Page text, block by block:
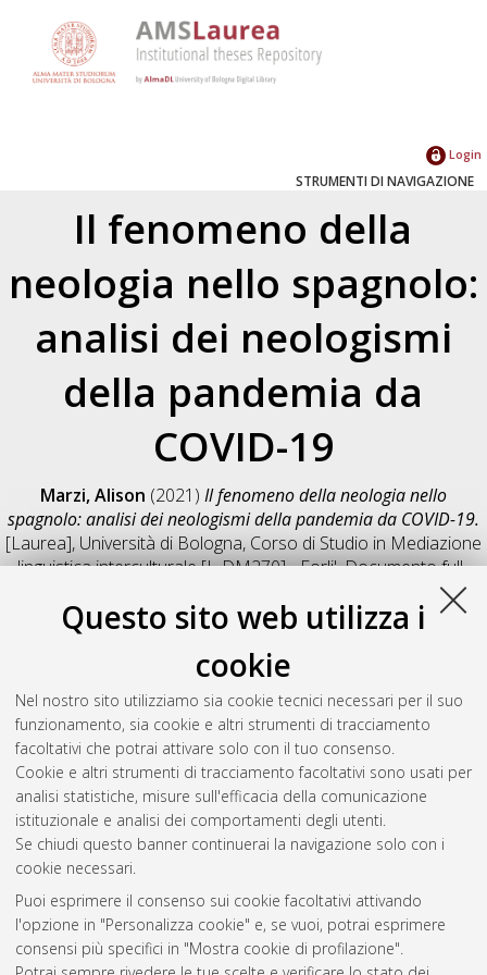
Questo sito web utilizza i
cookie
Nel nostro sito utilizziamo sia cookie tecnici necessari per il suo
funzionamento, sia cookie e altri strumenti di tracciamento
facoltativi che potrai attivare solo con il tuo consenso.
Cookie e altri strumenti di tracciamento facoltativi sono usati per
analisi statistiche, misure sull'efficacia della comunicazione
istituzionale e analisi dei comportamenti degli utenti.
Se chiudi questo banner continuerai la navigazione solo con i
cookie necessari.
Puoi esprimere il consenso sui cookie facoltativi attivando
l'opzione in "Personalizza cookie" e, se vuoi, potrai esprimere
consensi più specifici in "Mostra cookie di profilazione".
Login
STRUMENTI DI NAVIGAZIONE
Il fenomeno della
neologia nello spagnolo:
analisi dei neologismi
della pandemia da
COVID-19
Marzi, Alison (2021) Il fenomeno della neologia nello
spagnolo: analisi dei neologismi della pandemia da COVID-19.
[Laurea], Università di Bologna, Corso di Studio in Mediazione
linguistica interculturale [L-DM270] - Forli', Documento full-
Salva citazione
Condividi
Il full-text non è disponibile per scelta dell'autore. (
Abstract
Altri metadati
Gestione del documento:
Atom
Rss 1.0